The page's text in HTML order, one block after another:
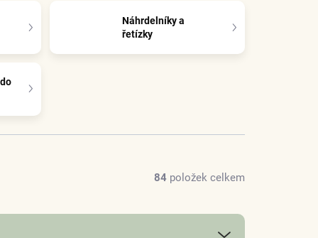
Náhrdelníky a
řetízky
84 položek celkem